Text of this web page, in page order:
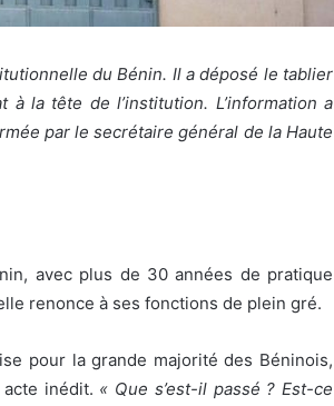
du Bénin. Il a déposé le tablier
la tête de l’institution. L’information a
par le secrétaire général de la Haute
avec plus de 30 années de pratique
renonce à ses fonctions de plein gré.
pour la grande majorité des Béninois,
inédit. « Que s’est-il passé ? Est-ce